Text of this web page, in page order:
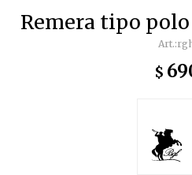
Remera tipo
$